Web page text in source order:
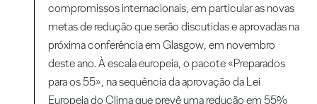
compromissos internacionais, em particular as novas
metas de redução que serão discutidas e aprovadas na
próxima conferência em Glasgow, em novembro
deste ano. À escala europeia, o pacote «Preparados
para os 55», na sequência da aprovação da Lei
Europeia do Clima que prevê uma redução em 55%